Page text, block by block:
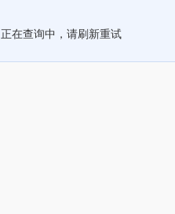
正在查询中，请刷新重试